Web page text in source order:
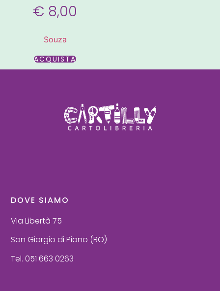
€ 8,00
Souza
ACQUISTA
DOVE SIAMO
Via Libertà 75
San Giorgio di Piano (BO)
Tel. 051 663 0263